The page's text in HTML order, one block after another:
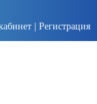
Регистрация